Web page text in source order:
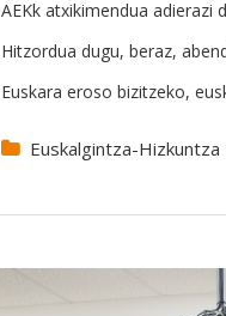
AEKk atxikimendua adierazi
Hitzordua dugu, beraz,
Euskara eroso bizitzeko,
Euskalgintza-Hizkuntza